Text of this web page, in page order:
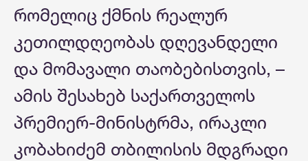
რომელიც ქმნის რეალურ
კეთილდღეობას დღევანდელი
და მომავალი თაობებისთვის, –
ამის შესახებ საქართველოს
პრემიერ-მინისტრმა, ირაკლი
კობახიძემ თბილისის მდგრადი